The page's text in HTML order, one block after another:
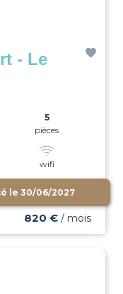
- Le
5
pièces
wifi
le 30/06/2027
820 € / mois